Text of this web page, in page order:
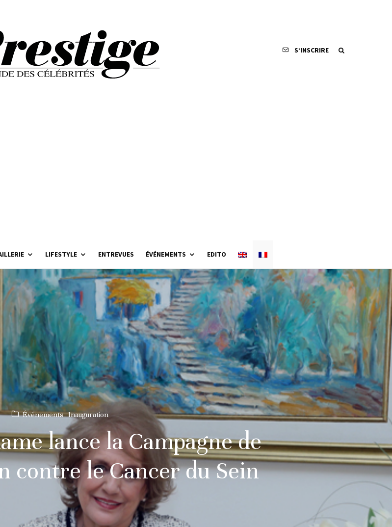
S’INSCRIRE
LIFESTYLE ENTREVUES ÉVÉNEMENTS EDITO
Événements Inauguration
lance la Campagne de
contre le Cancer du Sein